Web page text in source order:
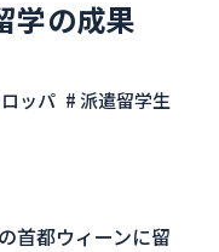
学の成果
ッパ # 派遣留学生
首都ウィーンに留